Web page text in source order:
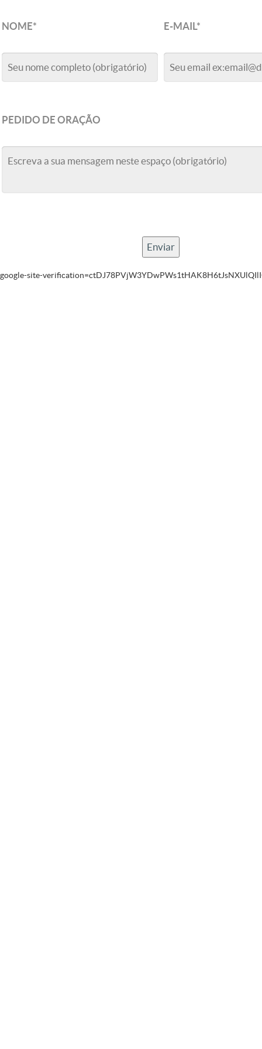
NOME* E-MAIL*
PEDIDO DE ORAÇÃO
Enviar
google-site-